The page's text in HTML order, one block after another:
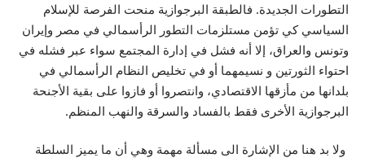
التطورات الجديدة. فالطبقة البرجوازية منحت الفرصة للإسلام
السياسي كي تؤمن مستلزمات التطور الرأسمالي في مصر وإيران
وتونس والعراق، إلا أنه فشل في إدارة المجتمع سواء عبر فشله في
احتواء الثورتين و نسيمهما أو في تخليص النظام الرأسمالي في
بلدانها من مأزقها الاقتصادي، وانتصروا أو فازوا على بقية الأجنحة
البرجوازية الأخرى فقط بالفساد والسرقة والنهب المنظم.
ولا بد هنا من الإشارة الى مسألة مهمة وهي أن ما يميز السلطة